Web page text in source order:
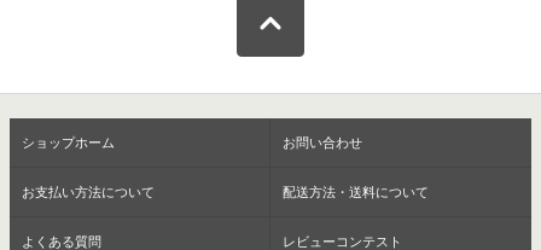
ショップホーム お問い合わせ
お支払い方法について 配送方法・送料について
よくある質問 レビューコンテスト